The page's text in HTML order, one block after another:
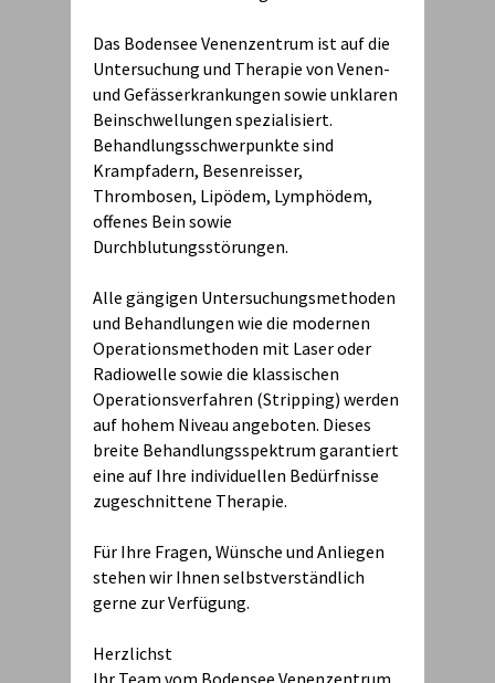
Das Bodensee Venenzentrum ist auf die
Untersuchung und Therapie von Venen-
und Gefässerkrankungen sowie unklaren
Beinschwellungen spezialisiert.
Behandlungsschwerpunkte sind
Krampfadern, Besenreisser,
Thrombosen, Lipödem, Lymphödem,
offenes Bein sowie
Durchblutungsstörungen.
Alle gängigen Untersuchungsmethoden
und Behandlungen wie die modernen
Operationsmethoden mit Laser oder
Radiowelle sowie die klassischen
Operationsverfahren (Stripping) werden
auf hohem Niveau angeboten. Dieses
breite Behandlungsspektrum garantiert
eine auf Ihre individuellen Bedürfnisse
zugeschnittene Therapie.
Für Ihre Fragen, Wünsche und Anliegen
stehen wir Ihnen selbstverständlich
gerne zur Verfügung.
Herzlichst